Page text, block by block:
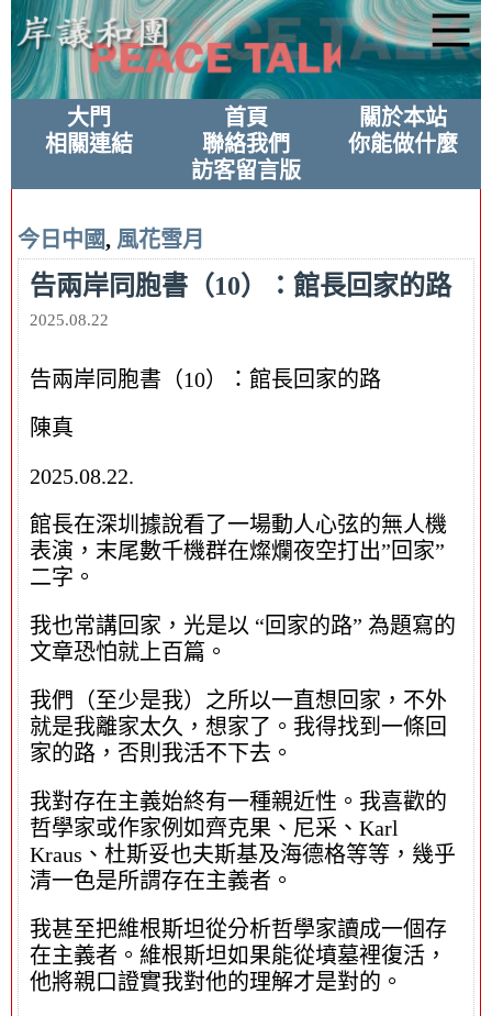
大門 首頁
關於本站
相關連結
聯絡我們
你能做什麼
訪客留言版
今日中國, 風花雪月
告兩岸同胞書（10）：館長回家的路
2025.08.22
告兩岸同胞書（10）：館長回家的路
陳真
2025.08.22.
館長在深圳據說看了一場動人心弦的無人機
表演，末尾數千機群在燦爛夜空打出”回家”
二字。
我也常講回家，光是以 “回家的路” 為題寫的
文章恐怕就上百篇。
我們（至少是我）之所以一直想回家，不外
就是我離家太久，想家了。我得找到一條回
家的路，否則我活不下去。
我對存在主義始終有一種親近性。我喜歡的
哲學家或作家例如齊克果、尼采、Karl
Kraus、杜斯妥也夫斯基及海德格等等，幾乎
清一色是所謂存在主義者。
我甚至把維根斯坦從分析哲學家讀成一個存
在主義者。維根斯坦如果能從墳墓裡復活，
他將親口證實我對他的理解才是對的。